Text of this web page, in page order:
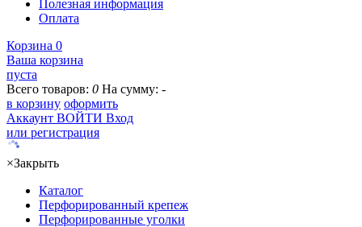
Полезная информация
Оплата
Корзина 0
Ваша корзина
пуста
Всего товаров: 0 На сумму: -
в корзину оформить
Аккаунт ВОЙТИ Вход
или регистрация
×Закрыть
Каталог
Перфорированный крепеж
Перфорированные уголки